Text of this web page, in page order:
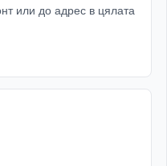
или до адрес в цялата